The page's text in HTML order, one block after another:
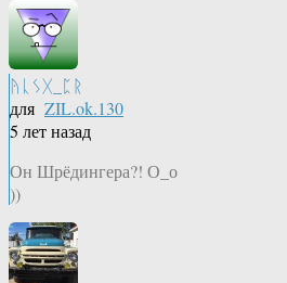
ᚤᚳᛊᚷ_ᛈᚱ
для ZIL.ok.130
5 лет назад
Он Шрёдингера?! О_о
))